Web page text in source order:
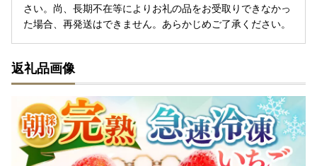
さい。尚、長期不在等によりお礼の品をお受取りできなかっ
た場合、再発送はできません。あらかじめご了承ください。
返礼品画像